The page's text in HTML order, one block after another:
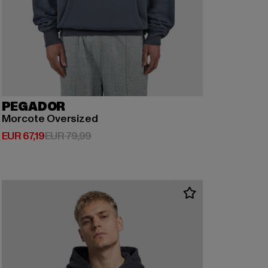
PEGADOR
Morcote Oversized
EUR 67,19
Derzeitiger Preis: EUR 67,19
EUR 79,99Aktionspreis: EUR 79,99